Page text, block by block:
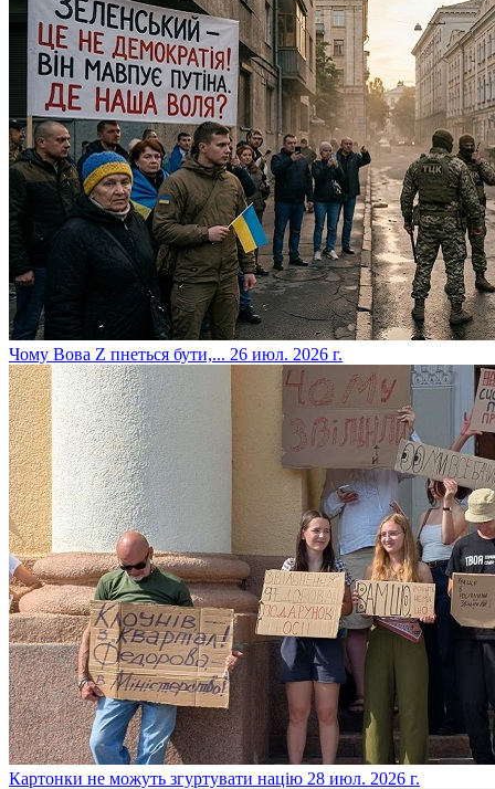
​Чому Вова Z пнеться бути,... 26 июл. 2026 г.
​Картонки не можуть згуртувати націю 28 июл. 2026 г.